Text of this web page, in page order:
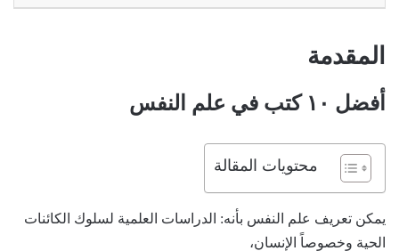
المقدمة
أفضل ١٠ كتب في علم النفس
محتويات المقالة
يمكن تعريف علم النفس بأنه: الدراسات العلمية لسلوك الكائنات
الحية وخصوصاً الإنسان،